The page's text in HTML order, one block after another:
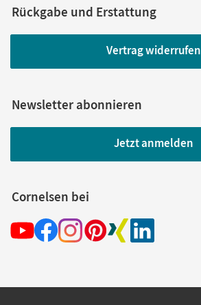
Rückgabe und Erstattung
Vertrag widerrufen
Newsletter abonnieren
Jetzt anmelden
Cornelsen bei